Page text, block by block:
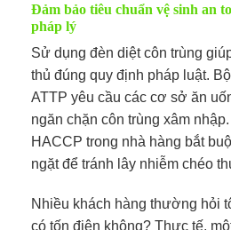
Đảm bảo tiêu chuẩn vệ sinh an
pháp lý
Sử dụng đèn diệt côn trùng
thủ đúng quy định pháp luật.
ATTP yêu cầu các cơ sở ăn
ngăn chặn côn trùng xâm
HACCP trong nhà hàng bắt
ngặt để tránh lây nhiễm chéo
Nhiều khách hàng thường hỏi
có tốn điện không? Thực tế,